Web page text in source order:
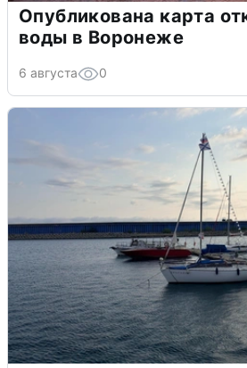
Опубликована карта
воды в Воронеже
6 августа 0